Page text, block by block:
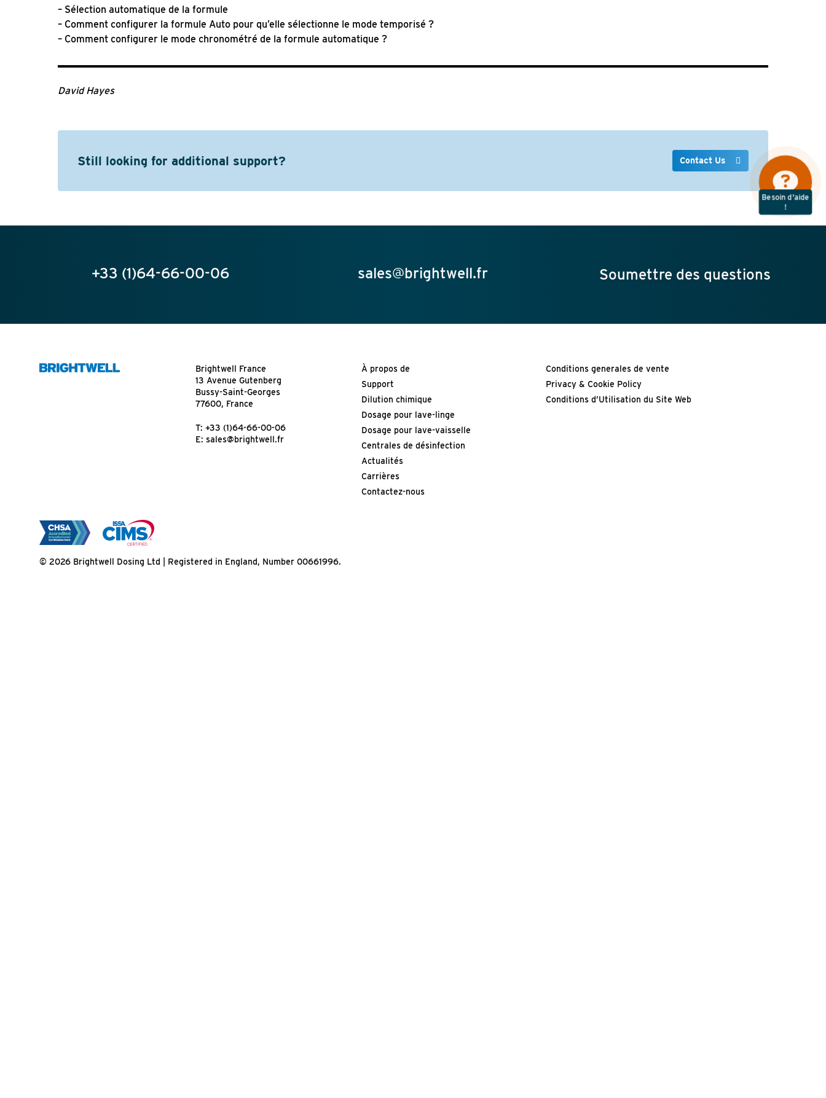
Besoin d'aide
!
– Sélection automatique de la formule
– Comment configurer la formule Auto pour qu’elle sélectionne le mode temporisé ?
– Comment configurer le mode chronométré de la formule automatique ?
David Hayes
Still looking for additional support? Contact Us
+33 (1)64-66-00-06 sales@brightwell.fr Soumettre des questions
Brightwell France
13 Avenue Gutenberg
Bussy-Saint-Georges
77600, France
T: +33 (1)64-66-00-06
E: sales@brightwell.fr
À propos de
Support
Dilution chimique
Dosage pour lave-linge
Dosage pour lave-vaisselle
Centrales de désinfection
Actualités
Carrières
Contactez-nous
Conditions generales de vente
Privacy & Cookie Policy
Conditions d’Utilisation du Site Web
© 2026 Brightwell Dosing Ltd | Registered in England, Number 00661996.